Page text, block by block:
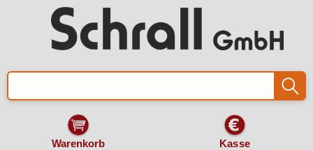
Warenkorb Kasse